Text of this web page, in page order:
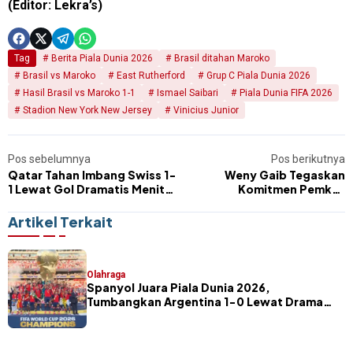
(Editor: Lekra’s)
Tag Berita Piala Dunia 2026
Brasil ditahan Maroko
Brasil vs Maroko
East Rutherford
Grup C Piala Dunia 2026
Hasil Brasil vs Maroko 1-1
Ismael Saibari
Piala Dunia FIFA 2026
Stadion New York New Jersey
Vinicius Junior
Pos sebelumnya
Qatar Tahan Imbang Swiss 1-
1 Lewat Gol Dramatis Menit
Pos berikutnya
Weny Gaib Tegaskan
Komitmen Pemkot
Artikel Terkait
Olahraga
Spanyol Juara Piala Dunia 2026,
Tumbangkan Argentina 1-0 Lewat Drama